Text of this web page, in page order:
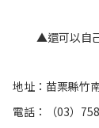
▲還可以自
地址：苗栗縣竹
電話：（03）